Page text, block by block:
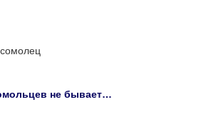
не бывает…